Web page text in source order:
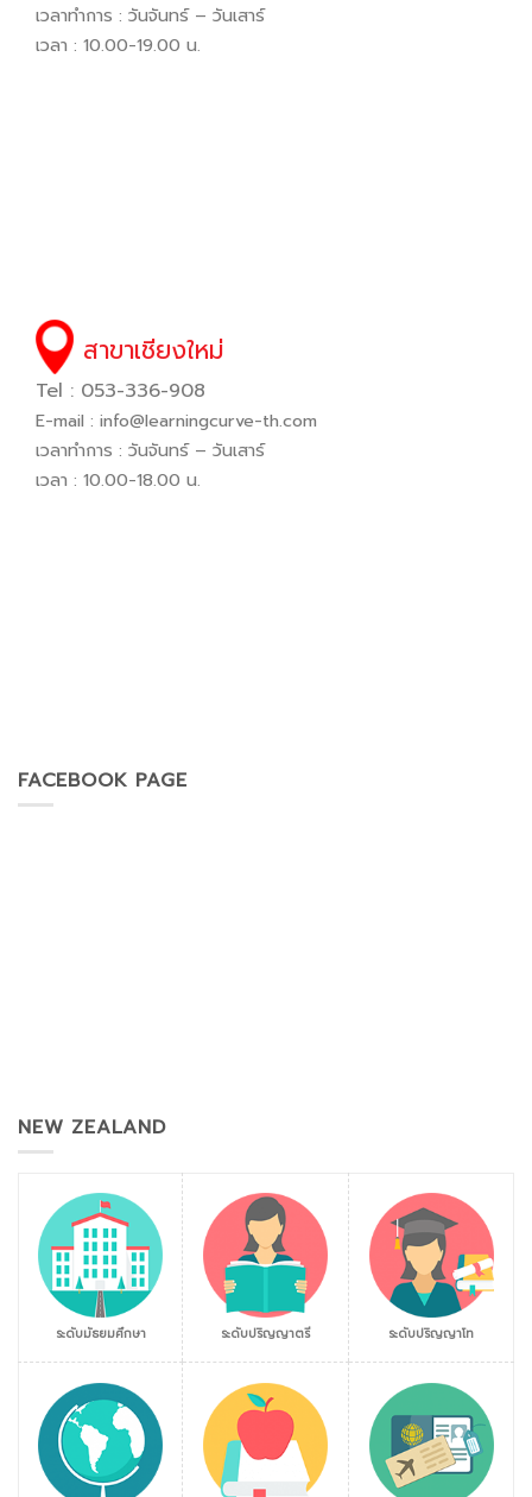
เวลาทำการ : วันจันทร์ – วันเสาร์
เวลา : 10.00-19.00 น.
สาขาเชียงใหม่
Tel : 053-336-908
E-mail : info@learningcurve-th.com
เวลาทำการ : วันจันทร์ – วันเสาร์
เวลา : 10.00-18.00 น.
FACEBOOK PAGE
NEW ZEALAND
ระดับมัธยมศึกษา ระดับปริญญาตรี ระดับปริญญาโท